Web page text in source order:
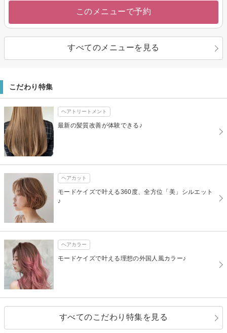
このメニューで予約
すべてのメニューを見る
こだわり特集
ヘアトリートメント
最新の髪質改善が体験できる♪
ヘアカット
モードケイズで叶える360度、全方位「美」シルエット
♪
ヘアカラー
モードケイズで叶える理想の外国人風カラー♪
すべてのこだわり特集を見る